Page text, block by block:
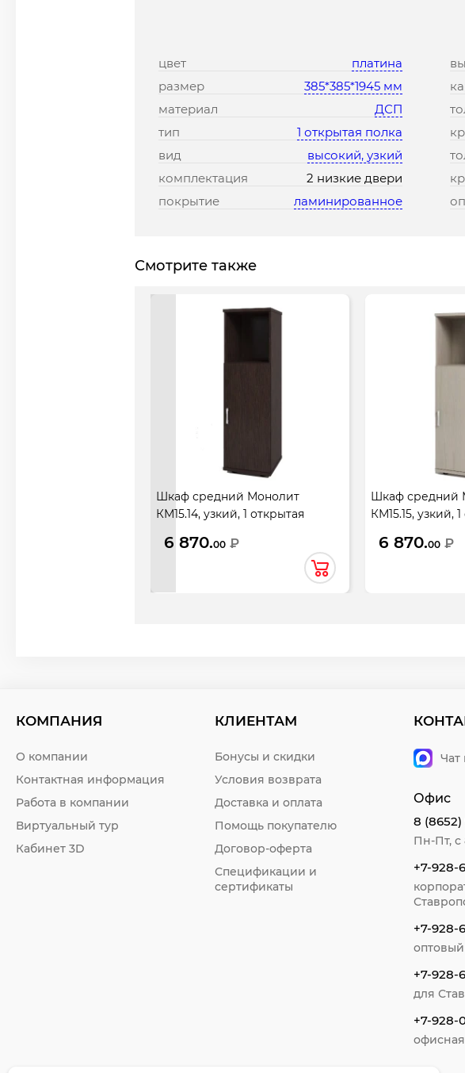
цвет
платина
размер
385*385*1945 мм
материал
ДСП
тип
1 открытая полка
вид
высокий, узкий
комплектация
2 низкие двери
покрытие
ламинированное
Смотрите также
Шкаф средний Монолит
КМ15.14, узкий, 1 открытая
венге
6 870.00 ₽
Шкаф средний
КМ15.15, узкий,
молочный
6 870.00 ₽
КОМПАНИЯ
О компании
Контактная информация
Работа в компании
Виртуальный тур
Кабинет 3D
КЛИЕНТАМ
Бонусы и скидки
Условия возврата
Доставка и оплата
Помощь покупателю
Договор-оферта
Спецификации и
сертификаты
Чат
Офис
8 (8652)
Пн-Пт, с
+7-928-
+7-928-
+7-928-
для
+7-928-